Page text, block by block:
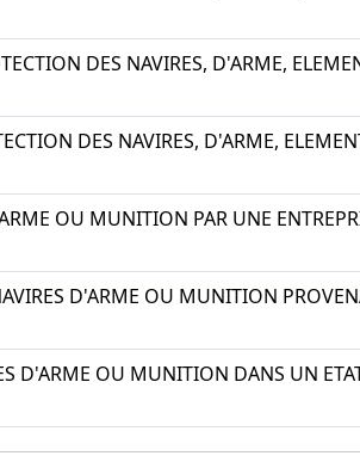
DES NAVIRES, D'ARME,
DES NAVIRES, D'ARME,
OU MUNITION PAR UNE
D'ARME OU MUNITION
D'ARME OU MUNITION DANS UN